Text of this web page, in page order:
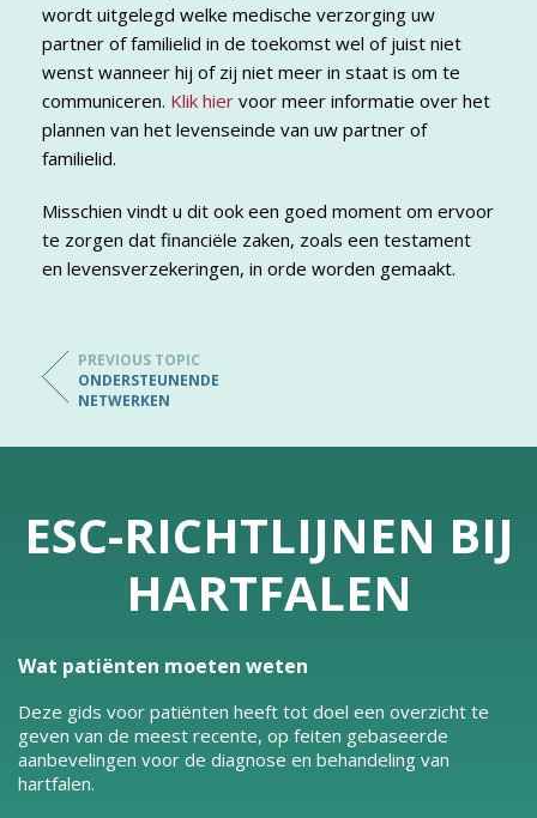
wordt uitgelegd welke medische verzorging uw
partner of familielid in de toekomst wel of juist niet
wenst wanneer hij of zij niet meer in staat is om te
communiceren. Klik hier voor meer informatie over het
plannen van het levenseinde van uw partner of
familielid.
Misschien vindt u dit ook een goed moment om ervoor
te zorgen dat financiële zaken, zoals een testament
en levensverzekeringen, in orde worden gemaakt.
PREVIOUS TOPIC
ONDERSTEUNENDE
NETWERKEN
ESC-RICHTLIJNEN BIJ
HARTFALEN
Wat patiënten moeten weten
Deze gids voor patiënten heeft tot doel een overzicht te
geven van de meest recente, op feiten gebaseerde
aanbevelingen voor de diagnose en behandeling van
hartfalen.